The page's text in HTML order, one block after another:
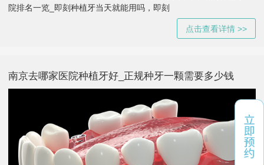
院排名一览_即刻种植牙当天就能用吗，即刻
点击查看详情 >>
南京去哪家医院种植牙好_正规种牙一颗需要多少钱